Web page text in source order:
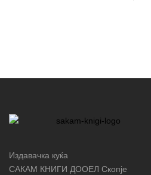
Издавачка куќа
САКАМ КНИГИ ДООЕЛ Скопје